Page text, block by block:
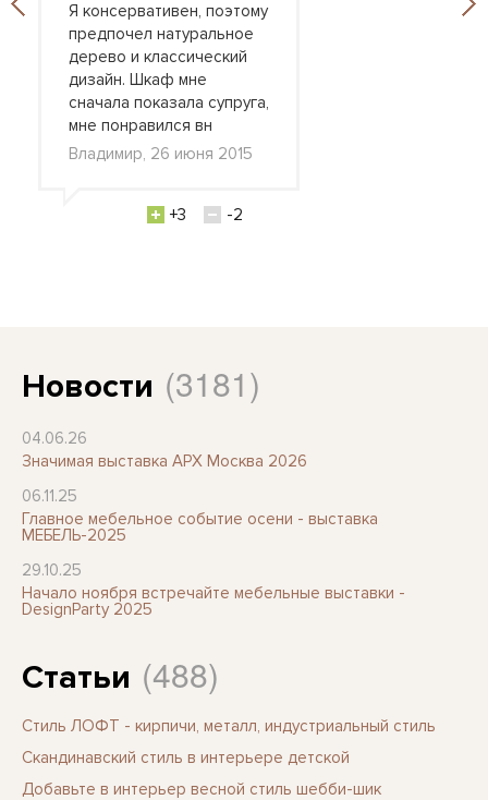
Я консервативен, поэтому
предпочел натуральное
дерево и классический
дизайн. Шкаф мне
сначала показала супруга,
мне понравился вн
Владимир, 26 июня 2015
+3 -2
Новости (3181)
04.06.26
Значимая выставка АРХ Москва 2026
06.11.25
Главное мебельное событие осени - выставка
МЕБЕЛЬ-2025
29.10.25
Начало ноября встречайте мебельные выставки -
DesignParty 2025
Статьи (488)
Стиль ЛОФТ - кирпичи, металл, индустриальный стиль
Скандинавский стиль в интерьере детской
Добавьте в интерьер весной стиль шебби-шик